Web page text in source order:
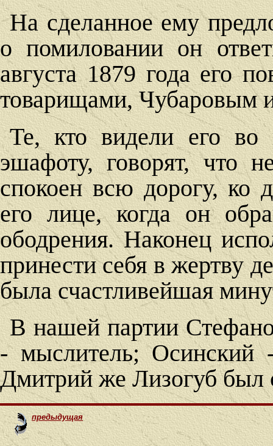
На сделанное ему
о помиловании он
августа 1879 года его
товарищами, Чубаровым
Те, кто видели его
эшафоту, говорят, что
спокоен всю дорогу, ко
его лице, когда он
ободрения. Наконец
принести себя в жертву
была счастливейшая
В нашей партии
- мыслитель; Осинский
Дмитрий же Лизогуб был
предыдущая